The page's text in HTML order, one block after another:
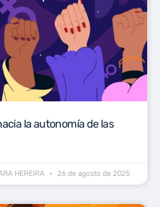
la autonomía de las
HEREIRA 26 de agosto de 2025